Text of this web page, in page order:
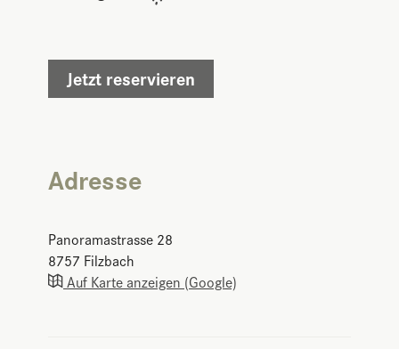
Jetzt reservieren
Adresse
Panoramastrasse 28
8757 Filzbach
Auf Karte anzeigen (Google)